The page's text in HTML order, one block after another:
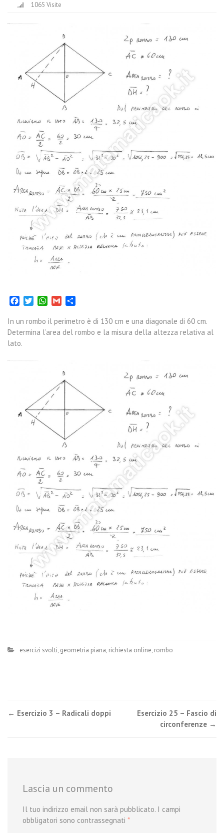
1065 Visite
FacebookTwitterWhatsApp
Gmail
In un rombo il perimetro è di 130 cm e una diagonale di 60 cm.
Determina l’area del rombo e la misura della altezza relativa al
lato.
esercizi svolti, geometria piana, richiesta online, rombo
Post
← Esercizio 3 – Radicali doppi
Esercizio 25 – Fascio di
circonferenze →
Lascia un commento
Il tuo indirizzo email non sarà pubblicato. I campi
obbligatori sono contrassegnati *